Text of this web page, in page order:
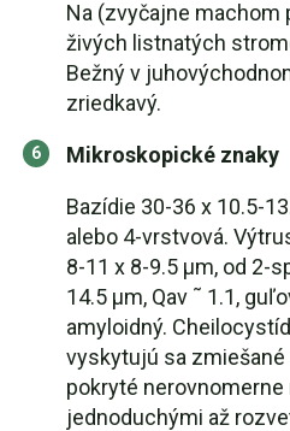
Na (zvyčajne
živých listnatých
Bežný v
zriedkavý.
Mikroskopické znaky
Bazídie 30-36 x 10.5-
alebo 4-vrstvová.
8-11 x 8-9.5 µm, od 2-
14.5 µm, Qav ˜ 1.1,
amyloidný.
vyskytujú sa
pokryté
jednoduchými až